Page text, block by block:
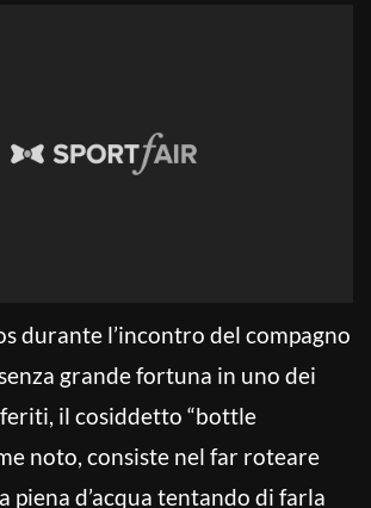
durante l’incontro del compagno
grande fortuna in uno dei
il cosiddetto “bottle
noto, consiste nel far roteare
piena d’acqua tentando di farla